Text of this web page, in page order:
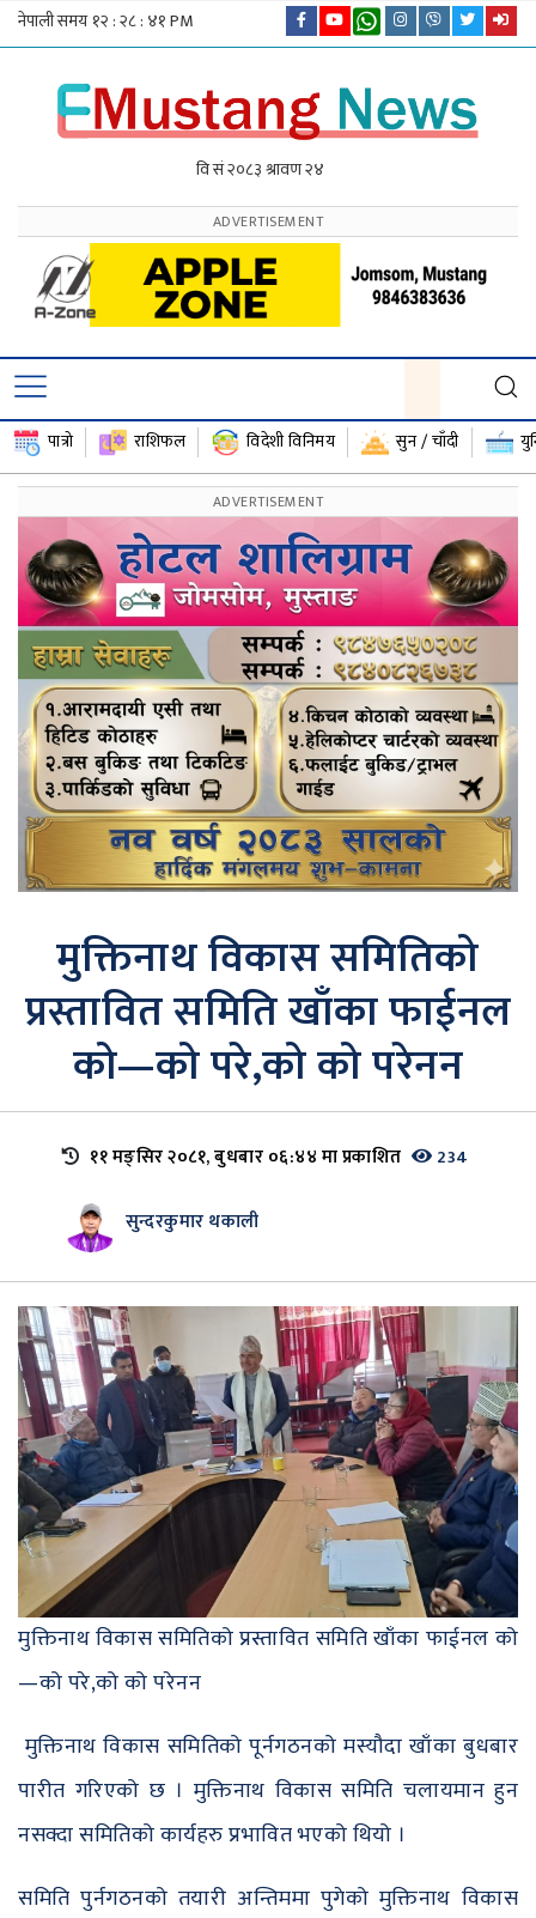
पात्रो राशिफल विदेशी विनिमय सुन / चाँदी
मुक्तिनाथ विकास समितिको
प्रस्तावित समिति खाँका फाईनल
को—को परे,को को परेनन
११ मङ्सिर २०८१, बुधबार ०६:४४ मा प्रकाशित 234
सुन्दरकुमार थकाली
मुक्तिनाथ विकास समितिको प्रस्तावित समिति खाँका फाईनल को
—को परे,को को परेनन
मुक्तिनाथ विकास समितिको पूर्नगठनको मस्यौदा खाँका बुधबार
पारीत गरिएको छ । मुक्तिनाथ विकास समिति चलायमान हुन
नसक्दा समितिको कार्यहरु प्रभावित भएको थियो ।
समिति पुर्नगठनको तयारी अन्तिममा पुगेको मुक्तिनाथ विकास